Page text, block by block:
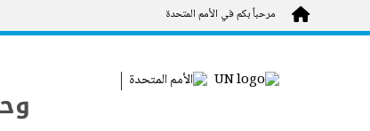
Skip to main contentمرحباً بكم في الأمم المتحدة